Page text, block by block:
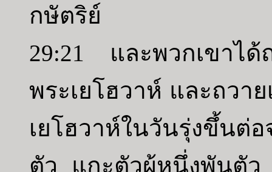
กษัตริย์
29:21 และพวกเขาได้
พระเยโฮวาห์ และถวา
เยโฮวาห์ในวันรุ่งขึ้นต่
ตัว แกะตัวผู้หนึ่งพันตั